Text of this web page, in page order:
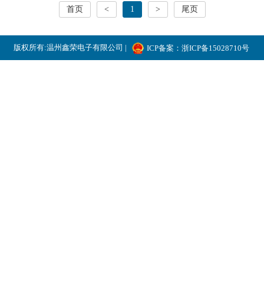
首页 < 1 > 尾页
版权所有:温州鑫荣电子有限公司 | ICP备案：浙ICP备15028710号